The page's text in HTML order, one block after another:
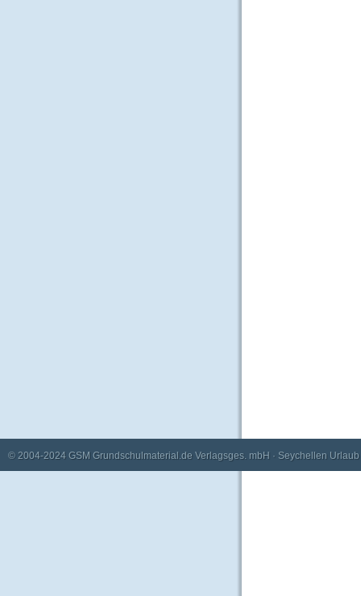
© 2004-2024 GSM Grundschulmaterial.de Verlagsges. mbH · Seychellen Urlaub